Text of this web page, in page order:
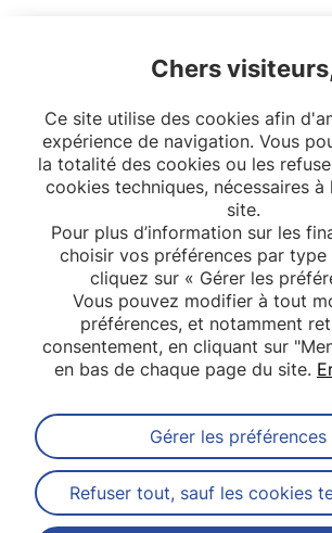
Mots clefs : preprint, post-
systématique dynamique
Abonnez-vous à notre
Chers
Ce site utilise des cookies afin
expérience de navigation. Vous
la totalité des cookies ou les
cookies techniques, nécessaires à
site.
Pour plus d’information sur les
choisir vos préférences par type
cliquez sur « Gérer les
Vous pouvez modifier à tout
préférences, et notamment
consentement, en cliquant sur
en bas de chaque page du site.
Gérer les préférences
Refuser tout, sauf les cookies